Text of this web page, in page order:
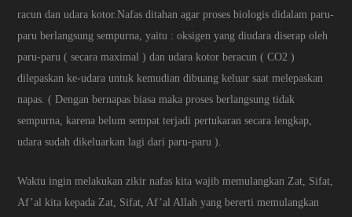
racun dan udara kotor.Nafas ditahan agar proses biologis didalam paru-
paru berlangsung sempurna, yaitu : oksigen yang diudara diserap oleh
paru-paru ( secara maximal ) dan udara kotor beracun ( CO2 )
dilepaskan ke-udara untuk kemudian dibuang keluar saat melepaskan
napas. ( Dengan bernapas biasa maka proses berlangsung tidak
sempurna, karena belum sempat terjadi pertukaran secara lengkap,
udara sudah dikeluarkan lagi dari paru-paru ).
Waktu ingin melakukan zikir nafas kita wajib memulangkan Zat, Sifat,
Af’al kita kepada Zat, Sifat, Af’al Allah yang bererti memulangkan